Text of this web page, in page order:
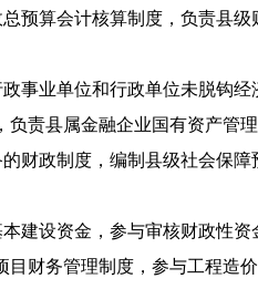
算会计核算制度，负责县
业单位和行政单位未脱钩
责县属金融企业国有资产管
政制度，编制县级社会保障
设资金，参与审核财政性资
财务管理制度，参与工程造价